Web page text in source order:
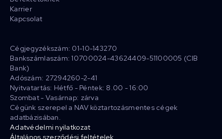
Karrier
Kapcsolat
Cégjegyzékszám: 01-10-143270
Bankszámlaszám: 10700024-43624409-51100005 (CIB
Bank)
Adószám: 27294260-2-41
Nyitvatartás: Hétfő - Péntek: 8.00 - 16:00
Szombat - Vasárnap: zárva
Cégünk szerepel a NAV köztartozásmentes cégek
adatbázisában.
Adatvédelmi nyilatkozat
Általános szerződési feltételek